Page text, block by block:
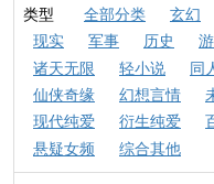
类型 全部分类 玄幻
现实
军事 历史
诸天无限
轻小说 同
仙侠奇缘
幻想言情
现代纯爱
衍生纯爱
悬疑女频
综合其他